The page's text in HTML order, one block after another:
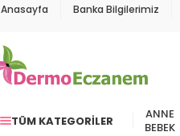
Anasayfa Banka Bilgilerimiz
TÜM KATEGORILER
ANNE
BEBEK